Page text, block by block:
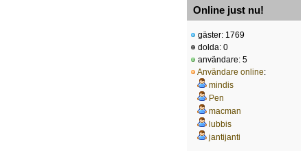
Online just nu!
gäster: 1769
dolda: 0
användare: 5
Användare online:
mindis
Pen
macman
lubbis
jantijanti